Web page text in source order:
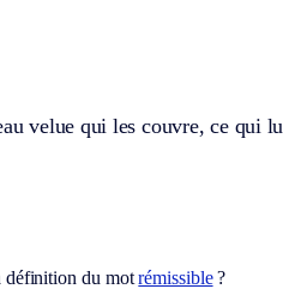
velue qui les couvre, ce qui
définition du motrémissible?